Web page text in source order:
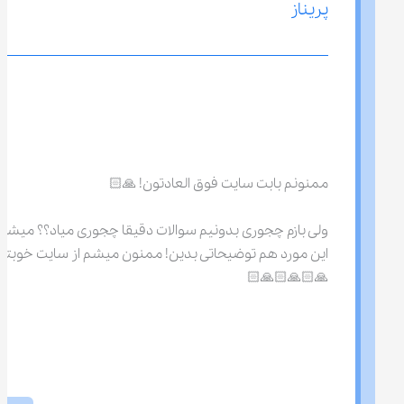
پریناز
ممنونم بابت سایت فوق العادتون! 🙏🏻
ولی بازم چجوری بدونیم سوالات دقیقا چجوری میاد؟؟
این مورد هم توضیحاتی بدین! ممنون میشم از سایت
🙏🏻🙏🏻🙏🏻